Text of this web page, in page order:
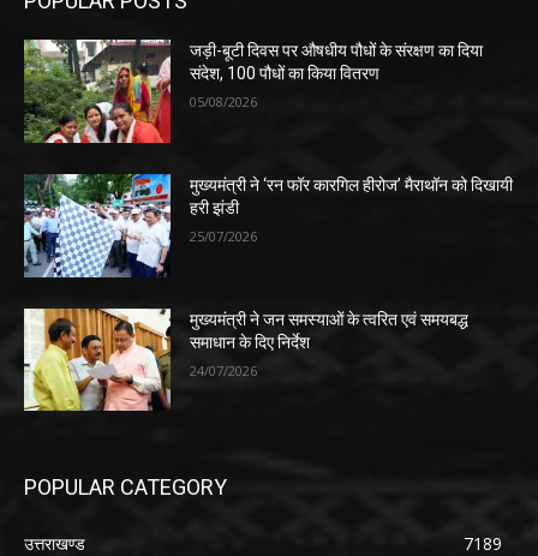
जड़ी-बूटी दिवस पर औषधीय पौधों के संरक्षण का दिया
संदेश, 100 पौधों का किया वितरण
05/08/2026
मुख्यमंत्री ने ‘रन फॉर कारगिल हीरोज’ मैराथॉन को दिखायी
हरी झंडी
25/07/2026
मुख्यमंत्री ने जन समस्याओं के त्वरित एवं समयबद्ध
समाधान के दिए निर्देश
24/07/2026
POPULAR CATEGORY
उत्तराखण्ड
7189